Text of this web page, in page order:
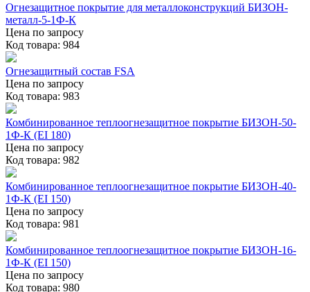
Огнезащитное покрытие для металлоконструкций БИЗОН-
металл-5-1Ф-К
Цена по запросу
Код товара: 984
Огнезащитный состав FSA
Цена по запросу
Код товара: 983
Комбинированное теплоогнезащитное покрытие БИЗОН-50-
1Ф-К (EI 180)
Цена по запросу
Код товара: 982
Комбинированное теплоогнезащитное покрытие БИЗОН-40-
1Ф-К (EI 150)
Цена по запросу
Код товара: 981
Комбинированное теплоогнезащитное покрытие БИЗОН-16-
1Ф-К (EI 150)
Цена по запросу
Код товара: 980